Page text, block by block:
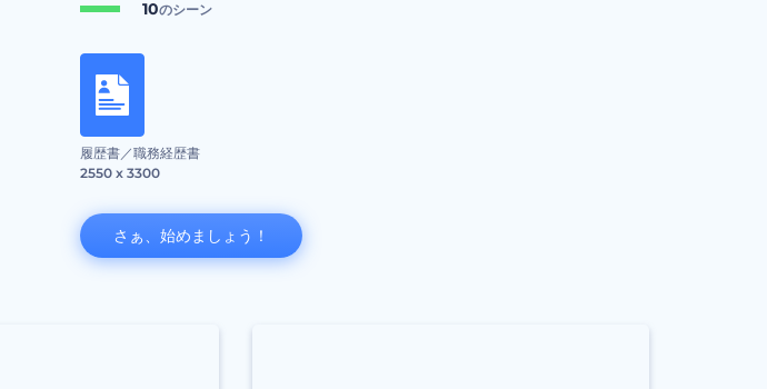
10のシーン
履歴書／職務経歴書
2550 x 3300
さぁ、始めましょう！